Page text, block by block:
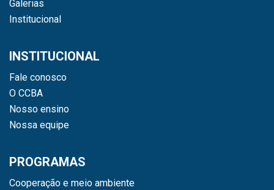
Galerias
Institucional
INSTITUCIONAL
Fale conosco
O CCBA
Nosso ensino
Nossa equipe
PROGRAMAS
Cooperação e meio ambiente